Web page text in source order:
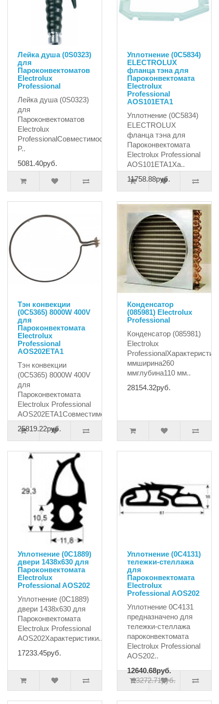
Лейка душа (0S0323)
для
Пароконвектоматов
Electrolux
Professional
Лейка душа (0S0323)
для
Пароконвектоматов
Electrolux
ProfessionalСовместимость:ALPENINOXELECTROLUX
P..
5081.40руб.
Уплотнение (0C5834)
ELECTROLUX
фланца тэна для
Пароконвектомата
Electrolux
Professional
AOS101ETA1
Уплотнение (0C5834)
ELECTROLUX
фланца тэна для
Пароконвектомата
Electrolux Professional
AOS101ETA1Ха..
11758.88руб.
Тэн конвекции
(0C5365) 8000W 400V
для
Пароконвектомата
Electrolux
Professional
AOS202ETA1
Тэн конвекции
(0C5365) 8000W 400V
для
Пароконвектомата
Electrolux Professional
AOS202ETA1Совместимос..
25819.22руб.
Конденсатор
(085981) Electrolux
Professional
Конденсатор (085981)
Electrolux
ммширина260
ммглубина110 мм..
28154.32руб.
Уплотнение (0C1889)
двери 1438x630 для
Пароконвектомата
Electrolux
Professional AOS202
Уплотнение (0C1889)
двери 1438x630 для
Пароконвектомата
Electrolux Professional
AOS202Характеристики..
17233.45руб.
Уплотнение (0C4131)
тележки-стеллажа
для
Пароконвектомата
Electrolux
Professional AOS202
Уплотнение 0C4131
предназначено для
тележки-стеллажа
пароконвектомата
Electrolux Professional
AOS202..
12640.68руб.
13272.71руб.